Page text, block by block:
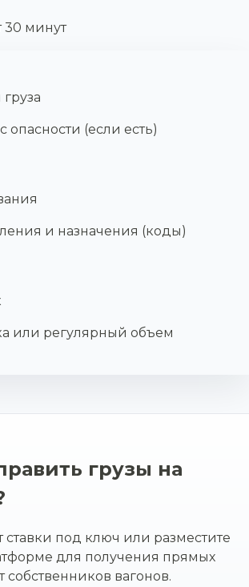
30 минут
опасности (если есть)
и назначения (коды)
или регулярный объем
грузы на
ставки под ключ или разместите
для получения прямых
вагонов.